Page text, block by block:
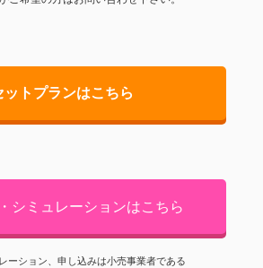
ットプランはこちら
シミュレーションはこちら
ーション、申し込みは小売事業者である